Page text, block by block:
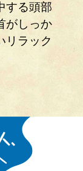
する頭部
がしっか
リラック